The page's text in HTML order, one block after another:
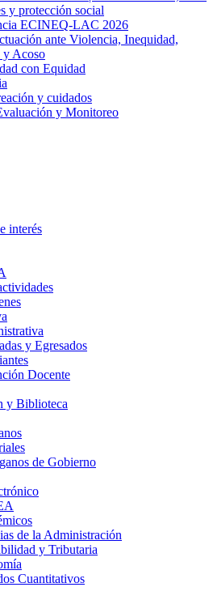
y protección social
ECINEQ-LAC 2026
ante Violencia, Inequidad,
Acoso
con Equidad
y cuidados
y Monitoreo
interés
y Egresados
Docente
y Biblioteca
de Gobierno
de la Administración
y Tributaria
Cuantitativos